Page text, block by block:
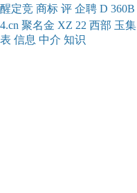
醒定竞 商标 评 企聘 D 360B
4.cn 聚名金 XZ 22 西部 玉集
表 信息 中介 知识